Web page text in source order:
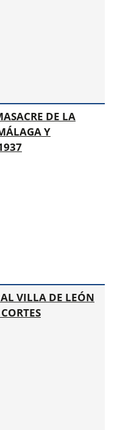
DE LA
Y
VILLA DE LEÓN